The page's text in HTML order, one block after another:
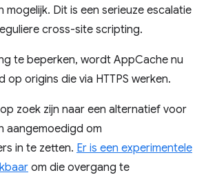
mogelijk. Dit is een serieuze escalatie
cross-site scripting.
te beperken, wordt AppCache nu
op origins die via HTTPS werken.
zoek zijn naar een alternatief voor
aangemoedigd om
in te zetten. Er is een experimentele
om die overgang te